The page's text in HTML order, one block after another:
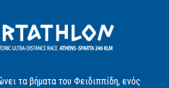
τα βήματα του Φειδιππίδη, ενός